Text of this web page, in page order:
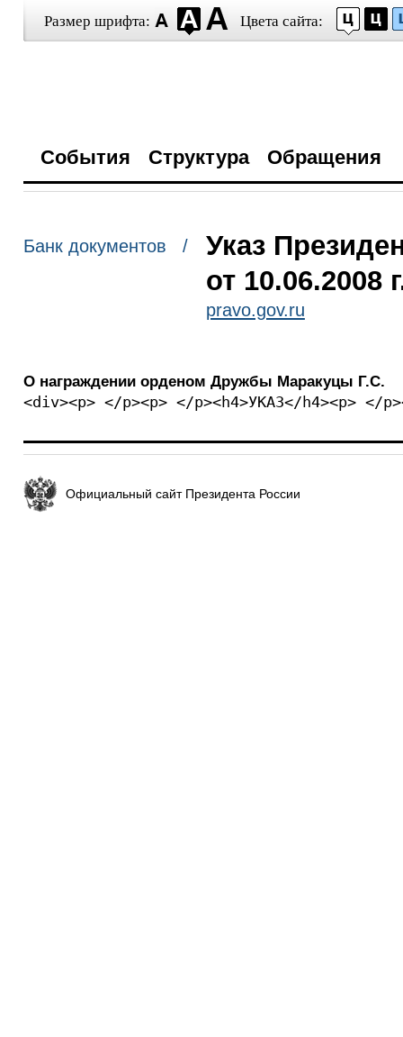
Размер шрифта: Цвета сайта:
События Структура Обращения
Банк документов /
Указ
от 10.06.2008
pravo.gov.ru
О награждении орденом Дружбы Маракуцы Г.С.
<div><p> </p><p> </p><h4>УКАЗ</h4><p> </
Официальный сайт Президента России